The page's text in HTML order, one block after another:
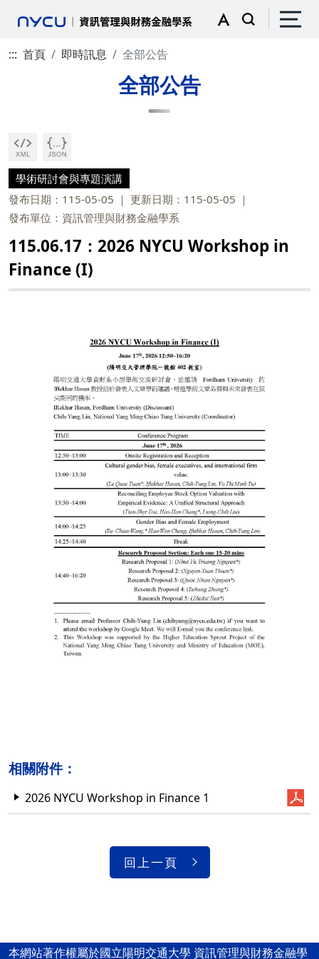
::: 首頁 即時訊息 全部公告
全部公告
學術研討會與專題演講
發布日期：115-05-05
更新日期：115-05-05
發布單位：資訊管理與財務金融學系
115.06.17：2026 NYCU Workshop in
Finance (I)
相關附件：
2026 NYCU Workshop in Finance 1
回上一頁
本網站著作權屬於國立陽明交通大學 資訊管理與財務金融學